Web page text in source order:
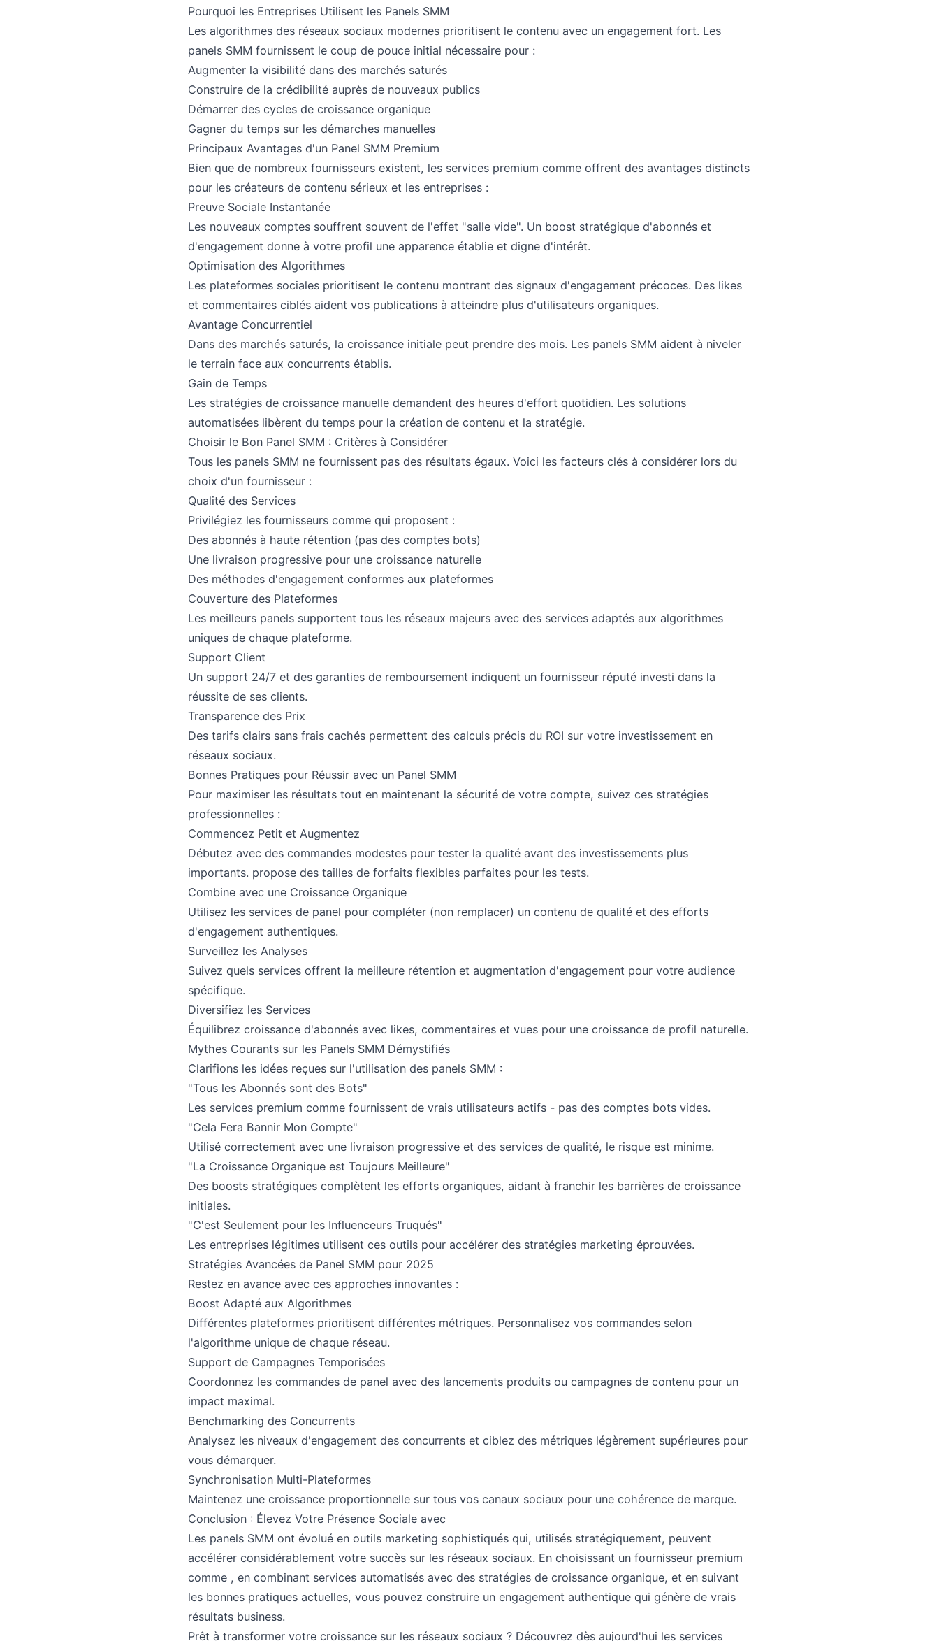
Pourquoi les Entreprises Utilisent les Panels SMM
Les algorithmes des réseaux sociaux modernes prioritisent le contenu avec un engagement fort. Les
panels SMM fournissent le coup de pouce initial nécessaire pour :
Augmenter la visibilité dans des marchés saturés
Construire de la crédibilité auprès de nouveaux publics
Démarrer des cycles de croissance organique
Gagner du temps sur les démarches manuelles
Principaux Avantages d'un Panel SMM Premium
Bien que de nombreux fournisseurs existent, les services premium comme offrent des avantages distincts
pour les créateurs de contenu sérieux et les entreprises :
Preuve Sociale Instantanée
Les nouveaux comptes souffrent souvent de l'effet "salle vide". Un boost stratégique d'abonnés et
d'engagement donne à votre profil une apparence établie et digne d'intérêt.
Optimisation des Algorithmes
Les plateformes sociales prioritisent le contenu montrant des signaux d'engagement précoces. Des likes
et commentaires ciblés aident vos publications à atteindre plus d'utilisateurs organiques.
Avantage Concurrentiel
Dans des marchés saturés, la croissance initiale peut prendre des mois. Les panels SMM aident à niveler
le terrain face aux concurrents établis.
Gain de Temps
Les stratégies de croissance manuelle demandent des heures d'effort quotidien. Les solutions
automatisées libèrent du temps pour la création de contenu et la stratégie.
Choisir le Bon Panel SMM : Critères à Considérer
Tous les panels SMM ne fournissent pas des résultats égaux. Voici les facteurs clés à considérer lors du
choix d'un fournisseur :
Qualité des Services
Privilégiez les fournisseurs comme qui proposent :
Des abonnés à haute rétention (pas des comptes bots)
Une livraison progressive pour une croissance naturelle
Des méthodes d'engagement conformes aux plateformes
Couverture des Plateformes
Les meilleurs panels supportent tous les réseaux majeurs avec des services adaptés aux algorithmes
uniques de chaque plateforme.
Support Client
Un support 24/7 et des garanties de remboursement indiquent un fournisseur réputé investi dans la
réussite de ses clients.
Transparence des Prix
Des tarifs clairs sans frais cachés permettent des calculs précis du ROI sur votre investissement en
réseaux sociaux.
Bonnes Pratiques pour Réussir avec un Panel SMM
Pour maximiser les résultats tout en maintenant la sécurité de votre compte, suivez ces stratégies
professionnelles :
Commencez Petit et Augmentez
Débutez avec des commandes modestes pour tester la qualité avant des investissements plus
importants. propose des tailles de forfaits flexibles parfaites pour les tests.
Combine avec une Croissance Organique
Utilisez les services de panel pour compléter (non remplacer) un contenu de qualité et des efforts
d'engagement authentiques.
Surveillez les Analyses
Suivez quels services offrent la meilleure rétention et augmentation d'engagement pour votre audience
spécifique.
Diversifiez les Services
Équilibrez croissance d'abonnés avec likes, commentaires et vues pour une croissance de profil naturelle.
Mythes Courants sur les Panels SMM Démystifiés
Clarifions les idées reçues sur l'utilisation des panels SMM :
"Tous les Abonnés sont des Bots"
Les services premium comme fournissent de vrais utilisateurs actifs - pas des comptes bots vides.
"Cela Fera Bannir Mon Compte"
Utilisé correctement avec une livraison progressive et des services de qualité, le risque est minime.
"La Croissance Organique est Toujours Meilleure"
Des boosts stratégiques complètent les efforts organiques, aidant à franchir les barrières de croissance
initiales.
"C'est Seulement pour les Influenceurs Truqués"
Les entreprises légitimes utilisent ces outils pour accélérer des stratégies marketing éprouvées.
Stratégies Avancées de Panel SMM pour 2025
Restez en avance avec ces approches innovantes :
Boost Adapté aux Algorithmes
Différentes plateformes prioritisent différentes métriques. Personnalisez vos commandes selon
l'algorithme unique de chaque réseau.
Support de Campagnes Temporisées
Coordonnez les commandes de panel avec des lancements produits ou campagnes de contenu pour un
impact maximal.
Benchmarking des Concurrents
Analysez les niveaux d'engagement des concurrents et ciblez des métriques légèrement supérieures pour
vous démarquer.
Synchronisation Multi-Plateformes
Maintenez une croissance proportionnelle sur tous vos canaux sociaux pour une cohérence de marque.
Conclusion : Élevez Votre Présence Sociale avec
Les panels SMM ont évolué en outils marketing sophistiqués qui, utilisés stratégiquement, peuvent
accélérer considérablement votre succès sur les réseaux sociaux. En choisissant un fournisseur premium
comme , en combinant services automatisés avec des stratégies de croissance organique, et en suivant
les bonnes pratiques actuelles, vous pouvez construire un engagement authentique qui génère de vrais
résultats business.
Prêt à transformer votre croissance sur les réseaux sociaux ? Découvrez dès aujourd'hui les services